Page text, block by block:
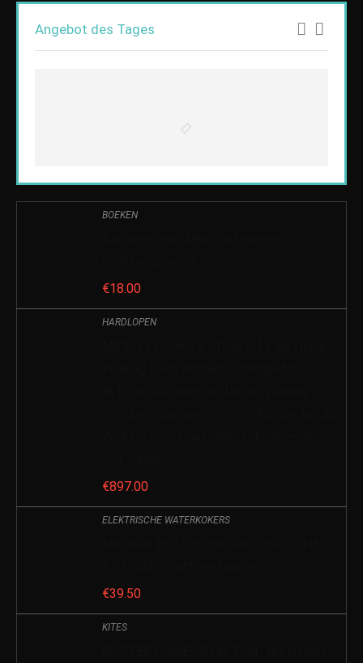
Angebot des Tages
BOEKEN
€18.00
HARDLOPEN
€897.00
ELEKTRISCHE WATERKOKERS
€39.50
KITES